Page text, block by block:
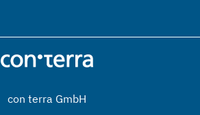
con terra GmbH